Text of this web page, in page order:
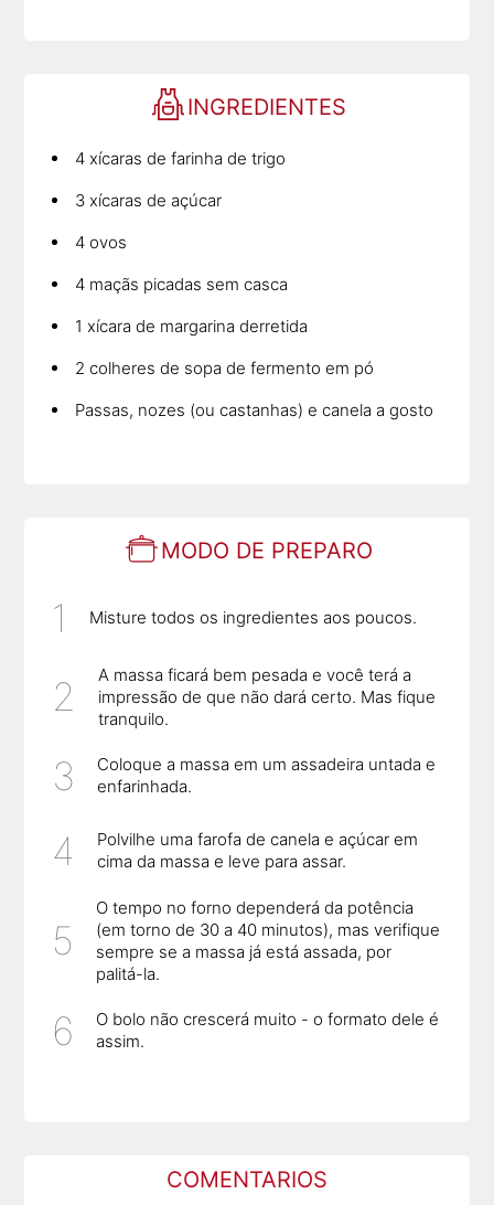
INGREDIENTES
4 xícaras de farinha de trigo
3 xícaras de açúcar
4 ovos
4 maçãs picadas sem casca
1 xícara de margarina derretida
2 colheres de sopa de fermento em pó
Passas, nozes (ou castanhas) e canela a gosto
MODO DE PREPARO
Misture todos os ingredientes aos poucos.
A massa ficará bem pesada e você terá a
impressão de que não dará certo. Mas fique
tranquilo.
Coloque a massa em um assadeira untada e
enfarinhada.
Polvilhe uma farofa de canela e açúcar em
cima da massa e leve para assar.
O tempo no forno dependerá da potência
(em torno de 30 a 40 minutos), mas verifique
sempre se a massa já está assada, por
palitá-la.
O bolo não crescerá muito - o formato dele é
assim.
COMENTARIOS